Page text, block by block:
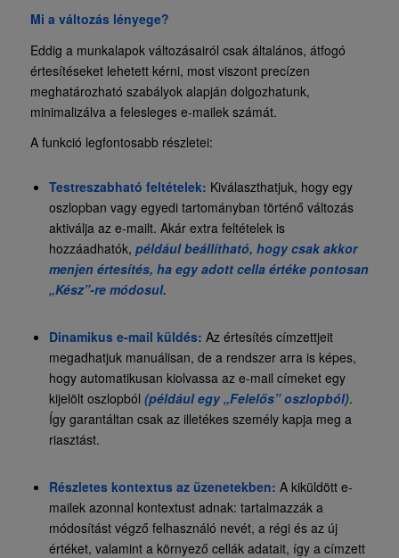
Mi a változás lényege?
Eddig a munkalapok változásairól csak általános, átfogó
értesítéseket lehetett kérni, most viszont precízen
meghatározható szabályok alapján dolgozhatunk,
minimalizálva a felesleges e-mailek számát.
A funkció legfontosabb részletei:
Testreszabható feltételek: Kiválaszthatjuk, hogy egy
oszlopban vagy egyedi tartományban történő változás
aktiválja az e-mailt. Akár extra feltételek is
hozzáadhatók, például beállítható, hogy csak akkor
menjen értesítés, ha egy adott cella értéke pontosan
„Kész”-re módosul.
Dinamikus e-mail küldés: Az értesítés címzettjeit
megadhatjuk manuálisan, de a rendszer arra is képes,
hogy automatikusan kiolvassa az e-mail címeket egy
kijelölt oszlopból (például egy „Felelős” oszlopból).
Így garantáltan csak az illetékes személy kapja meg a
riasztást.
Részletes kontextus az üzenetekben: A kiküldött e-
mailek azonnal kontextust adnak: tartalmazzák a
módosítást végző felhasználó nevét, a régi és az új
értéket, valamint a környező cellák adatait, így a címzett